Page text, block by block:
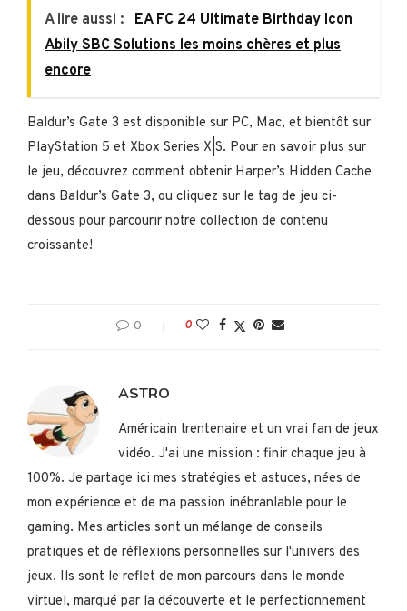
A lire aussi :
EA FC 24 Ultimate Birthday Icon
Abily SBC Solutions les moins chères et plus
encore
Baldur’s Gate 3 est disponible sur PC, Mac, et bientôt sur
PlayStation 5 et Xbox Series X|S. Pour en savoir plus sur
le jeu, découvrez comment obtenir Harper’s Hidden Cache
dans Baldur’s Gate 3, ou cliquez sur le tag de jeu ci-
dessous pour parcourir notre collection de contenu
croissante!
0 0
ASTRO
Américain trentenaire et un vrai fan de jeux
vidéo. J'ai une mission : finir chaque jeu à
100%. Je partage ici mes stratégies et astuces, nées de
mon expérience et de ma passion inébranlable pour le
gaming. Mes articles sont un mélange de conseils
pratiques et de réflexions personnelles sur l'univers des
jeux. Ils sont le reflet de mon parcours dans le monde
virtuel, marqué par la découverte et le perfectionnement